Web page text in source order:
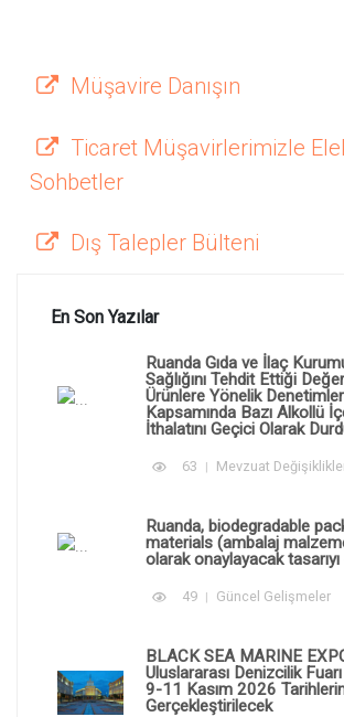
Müşavire Danışın
Ticaret Müşavirlerimizle
Sohbetler
Dış Talepler Bülteni
En Son Yazılar
Ruanda Gıda ve İlaç
Sağlığını Tehdit Ettiği
Ürünlere Yönelik Denetimler
Kapsamında Bazı Alkollü
İthalatını Geçici Olarak
63 Mevzuat
Ruanda, biodegradable
materials (ambalaj
olarak onaylayacak
49 Güncel Gelişmeler
BLACK SEA MARINE
Uluslararası Denizcilik
9-11 Kasım 2026
Gerçekleştirilecek